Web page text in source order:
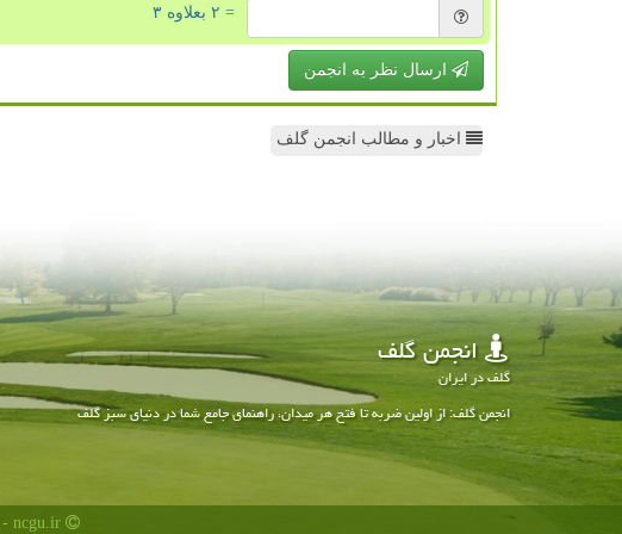
= ۲ بعلاوه ۳
ارسال نظر به انجمن
اخبار و مطالب انجمن گلف
انجمن گلف
گلف در ایران
انجمن گلف: از اولین ضربه تا فتح هر میدان، راهنمای جامع شما در دنیای سبز گلف
ncgu.ir - مالکیت معنوی سایت انجمن گلف متعلق به مالکین آن می باشد